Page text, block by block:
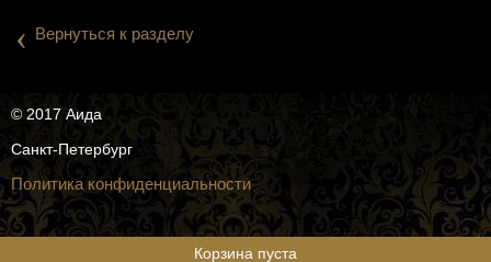
Корзина пуста
‹ Вернуться к разделу
© 2017 Аида
Санкт-Петербург
Политика конфиденциальности